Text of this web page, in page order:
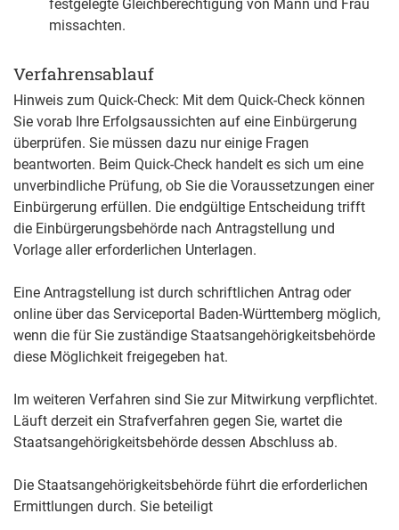
festgelegte Gleichberechtigung von Mann und Frau
missachten.
Verfahrensablauf
Hinweis zum Quick-Check: Mit dem Quick-Check können
Sie vorab Ihre Erfolgsaussichten auf eine Einbürgerung
überprüfen. Sie müssen dazu nur einige Fragen
beantworten. Beim Quick-Check handelt es sich um eine
unverbindliche Prüfung, ob Sie die Voraussetzungen einer
Einbürgerung erfüllen. Die endgültige Entscheidung trifft
die Einbürgerungsbehörde nach Antragstellung und
Vorlage aller erforderlichen Unterlagen.
Eine Antragstellung ist durch schriftlichen Antrag oder
online über das Serviceportal Baden-Württemberg möglich,
wenn die für Sie zuständige Staatsangehörigkeitsbehörde
diese Möglichkeit freigegeben hat.
Im weiteren Verfahren sind Sie zur Mitwirkung verpflichtet.
Läuft derzeit ein Strafverfahren gegen Sie, wartet die
Staatsangehörigkeitsbehörde dessen Abschluss ab.
Die Staatsangehörigkeitsbehörde führt die erforderlichen
Ermittlungen durch. Sie beteiligt